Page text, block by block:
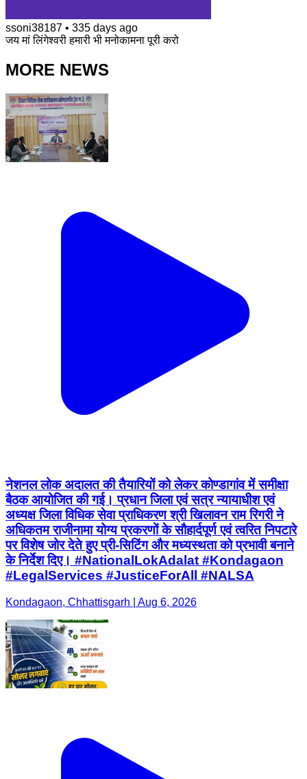
ssoni38187 • 335 days ago
जय मां लिंगेश्वरी हमारी भी मनोकामना पूरी करो
MORE NEWS
नेशनल लोक अदालत की तैयारियों को लेकर कोण्डागांव में समीक्षा
बैठक आयोजित की गई। प्रधान जिला एवं सत्र न्यायाधीश एवं
अध्यक्ष जिला विधिक सेवा प्राधिकरण श्री खिलावन राम रिगरी ने
अधिकतम राजीनामा योग्य प्रकरणों के सौहार्दपूर्ण एवं त्वरित निपटारे
पर विशेष जोर देते हुए प्री-सिटिंग और मध्यस्थता को प्रभावी बनाने
के निर्देश दिए। #NationalLokAdalat #Kondagaon
#LegalServices #JusticeForAll #NALSA
Kondagaon, Chhattisgarh | Aug 6, 2026